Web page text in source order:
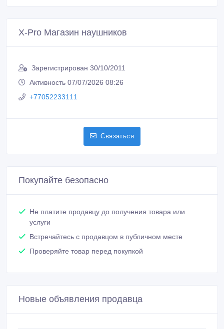
X-Pro Магазин наушников
Зарегистрирован 30/10/2011
Активность 07/07/2026 08:26
+77052233111
Связаться
Покупайте безопасно
Не платите продавцу до получения товара или
услуги
Встречайтесь с продавцом в публичном месте
Проверяйте товар перед покупкой
Новые объявления продавца